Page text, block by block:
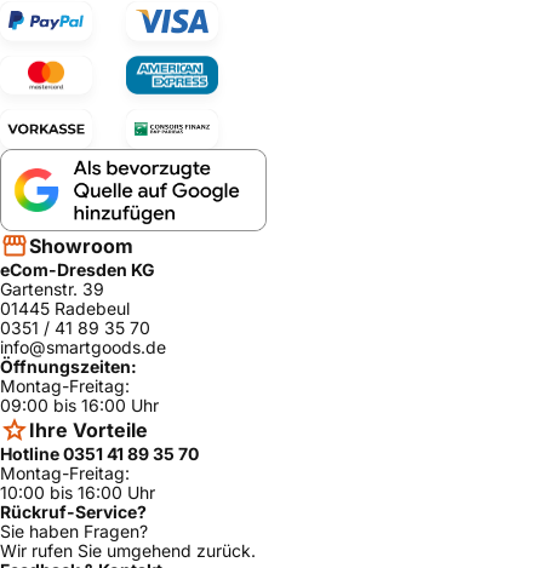
Showroom
eCom-Dresden KG
Gartenstr. 39
01445 Radebeul
0351 / 41 89 35 70
info@smartgoods.de
Öffnungszeiten:
Montag-Freitag:
09:00 bis 16:00 Uhr
Ihre Vorteile
Hotline 0351 41 89 35 70
Montag-Freitag:
10:00 bis 16:00 Uhr
Rückruf-Service?
Sie haben Fragen?
Wir rufen Sie umgehend zurück.